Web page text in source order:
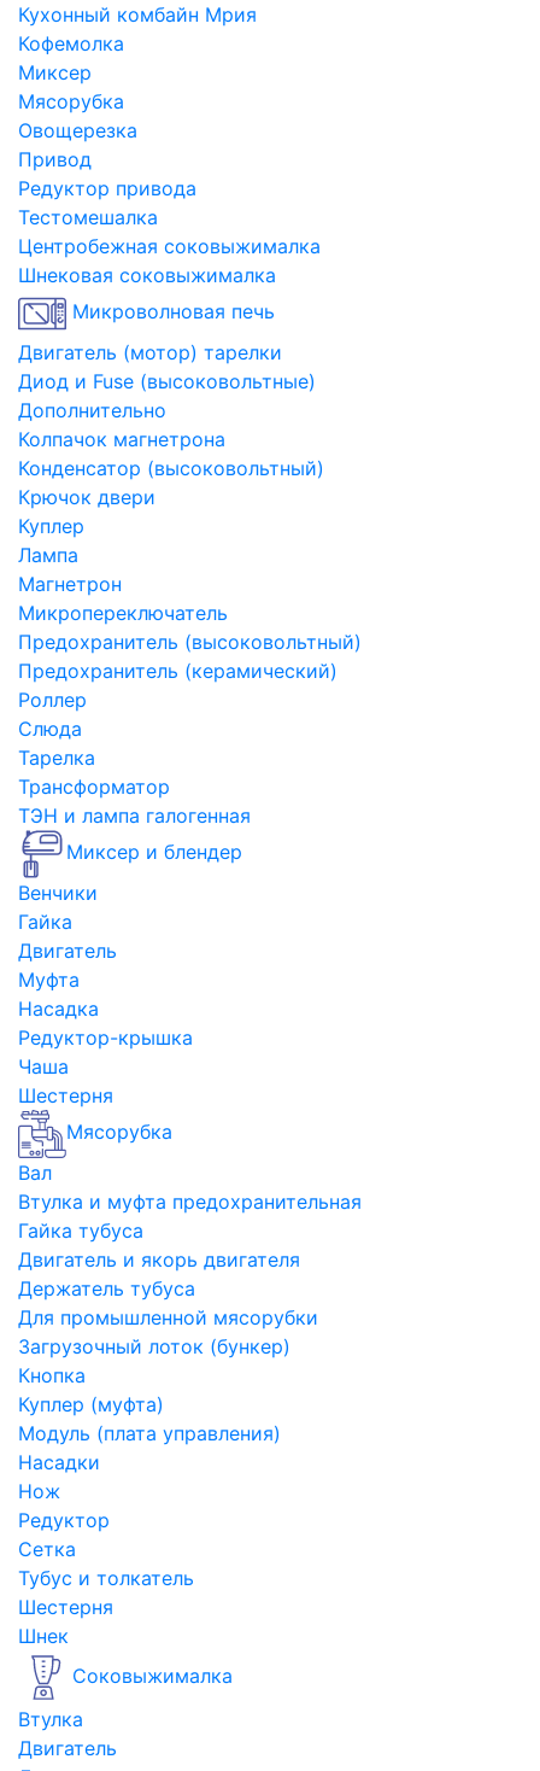
Кухонный комбайн Мрия
Кофемолка
Миксер
Мясорубка
Овощерезка
Привод
Редуктор привода
Тестомешалка
Центробежная соковыжималка
Шнековая соковыжималка
Микроволновая печь
Двигатель (мотор) тарелки
Диод и Fuse (высоковольтные)
Дополнительно
Колпачок магнетрона
Конденсатор (высоковольтный)
Крючок двери
Куплер
Лампа
Магнетрон
Микропереключатель
Предохранитель (высоковольтный)
Предохранитель (керамический)
Роллер
Слюда
Тарелка
Трансформатор
ТЭН и лампа галогенная
Миксер и блендер
Венчики
Гайка
Двигатель
Муфта
Насадка
Редуктор-крышка
Чаша
Шестерня
Мясорубка
Вал
Втулка и муфта предохранительная
Гайка тубуса
Двигатель и якорь двигателя
Держатель тубуса
Для промышленной мясорубки
Загрузочный лоток (бункер)
Кнопка
Куплер (муфта)
Модуль (плата управления)
Насадки
Нож
Редуктор
Сетка
Тубус и толкатель
Шестерня
Шнек
Соковыжималка
Втулка
Двигатель